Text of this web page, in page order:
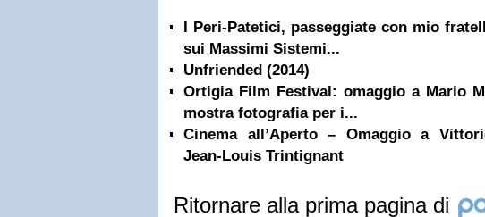
I Peri-Patetici, passeggiate con mio
sui Massimi Sistemi...
Unfriended (2014)
Ortigia Film Festival: omaggio a Mario
mostra fotografia per i...
Cinema all’Aperto – Omaggio a
Jean-Louis Trintignant
Ritornare alla prima pagina di